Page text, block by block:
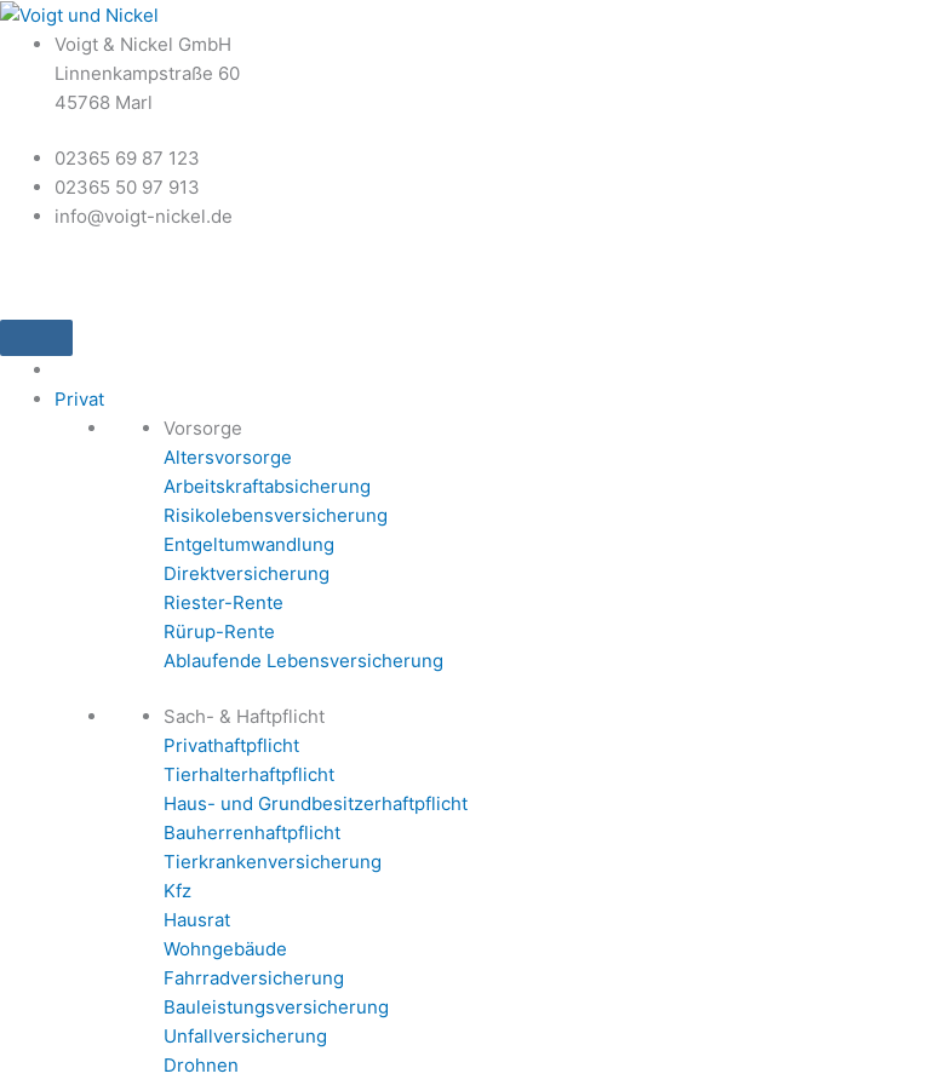
Zum
Inhalt
springen
Voigt & Nickel GmbH
Linnenkampstraße 60
45768 Marl
02365 69 87 123
02365 50 97 913
info@voigt-nickel.de
Privat
Vorsorge
Altersvorsorge
Arbeitskraftabsicherung
Risikolebensversicherung
Entgeltumwandlung
Direktversicherung
Riester-Rente
Rürup-Rente
Ablaufende Lebensversicherung
Sach- & Haftpflicht
Privathaftpflicht
Tierhalterhaftpflicht
Haus- und Grundbesitzerhaftpflicht
Bauherrenhaftpflicht
Tierkrankenversicherung
Kfz
Hausrat
Wohngebäude
Fahrradversicherung
Bauleistungsversicherung
Unfallversicherung
Drohnen